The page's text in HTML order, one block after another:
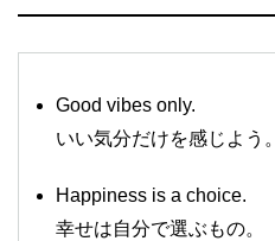
Good vibes only.
いい気分だけを感じよう。
Happiness is a choice.
幸せは自分で選ぶもの。